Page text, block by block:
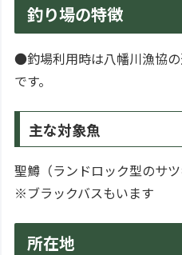
釣り場の特徴
●釣場利用時は八幡川漁協
です。
主な対象魚
聖鱒（ランドロック型のサ
※ブラックバスもいます
所在地